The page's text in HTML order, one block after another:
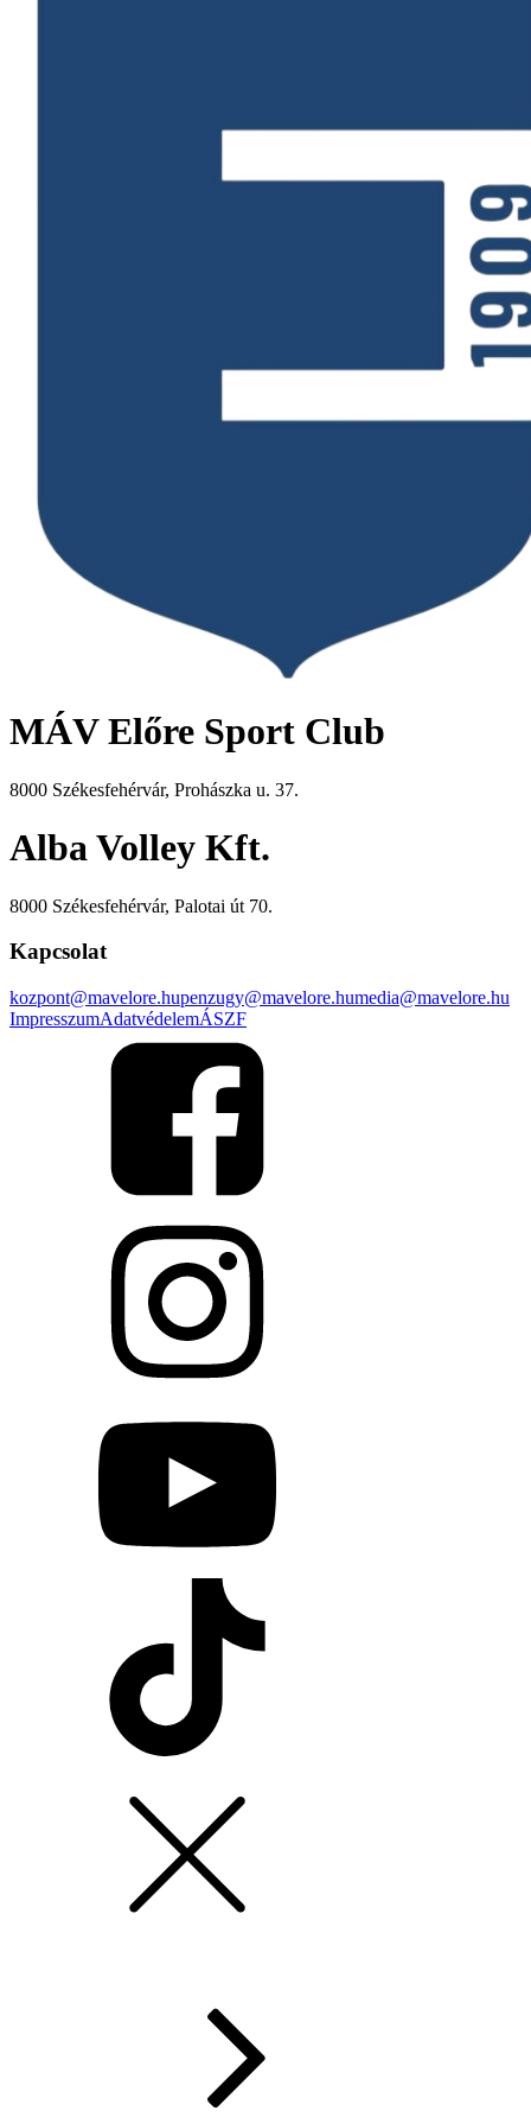
MÁV Előre Sport Club
8000 Székesfehérvár, Prohászka u. 37.
Alba Volley Kft.
8000 Székesfehérvár, Palotai út 70.
Kapcsolat
kozpont@mavelore.hupenzugy@mavelore.humedia@mavelore.hu
ImpresszumAdatvédelemÁSZF